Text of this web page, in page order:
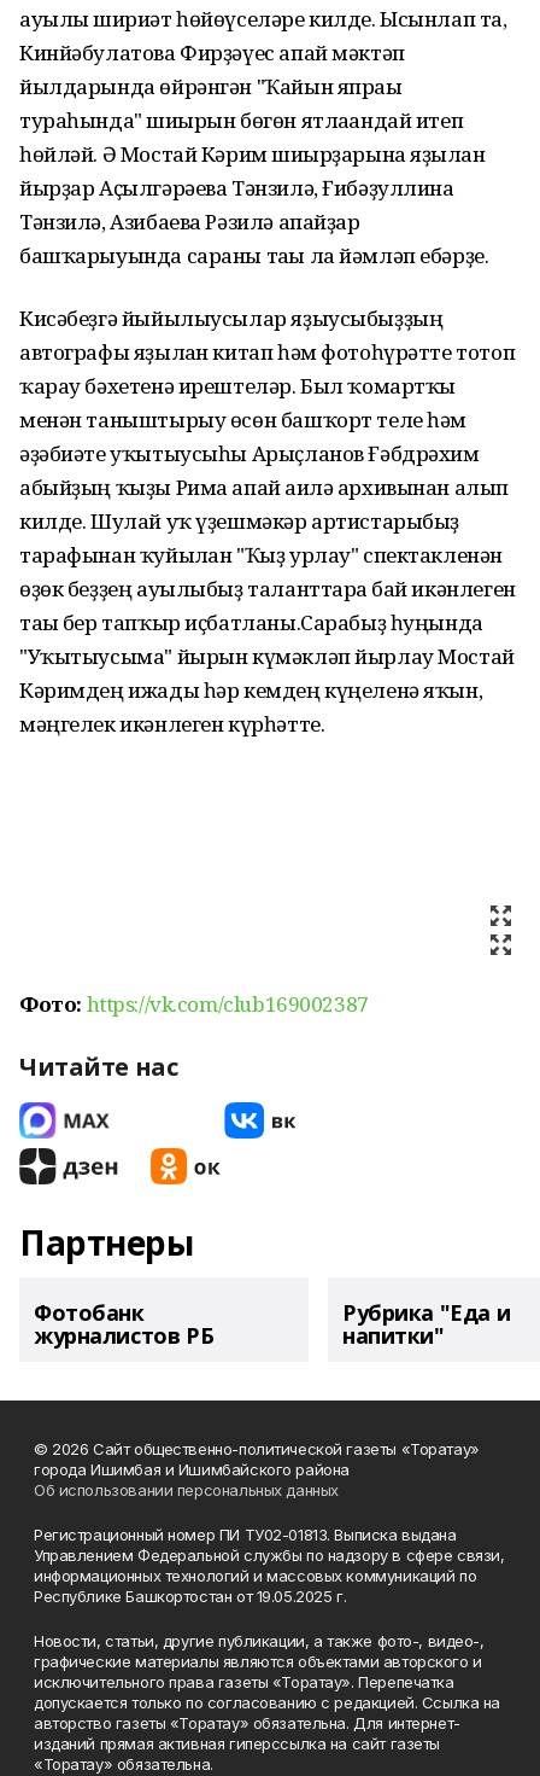
ауылы шиғриәт һөйөүселәре килде. Ысынлап та,
Кинйәбулатова Фирҙәүес апай мәктәп
йылдарында өйрәнгән "Ҡайын япрағы
тураһында" шиғырын бөгөн ятлағандай итеп
һөйләй. Ә Мостай Кәрим шиғырҙарына яҙылған
йырҙар Аҫылгәрәева Тәнзилә, Ғибәҙуллина
Тәнзилә, Азибаева Рәзилә апайҙар
башҡарыуында сараны тағы ла йәмләп ебәрҙе.
Кисәбеҙгә йыйылыусылар яҙыусыбыҙҙың
автографы яҙылған китап һәм фотоһүрәтте тотоп
ҡарау бәхетенә ирештеләр. Был ҡомартҡы
менән таныштырыу өсөн башҡорт теле һәм
әҙәбиәте уҡытыусыһы Арыҫланов Ғәбдрәхим
абыйҙың ҡыҙы Рима апай ғаилә архивынан алып
килде. Шулай уҡ үҙешмәкәр артистарыбыҙ
тарафынан ҡуйылған "Ҡыҙ урлау" спектакленән
өҙөк беҙҙең ауылыбыҙ таланттарға бай икәнлеген
тағы бер тапҡыр иҫбатланы.Сарабыҙ һуңында
"Уҡытыусыма" йырын күмәкләп йырлау Мостай
Кәримдең ижады һәр кемдең күңеленә яҡын,
мәңгелек икәнлеген күрһәтте.
Фото: https://vk.com/club169002387
Читайте нас
Партнеры
Фотобанк
журналистов РБ
Рубрика "Еда и
напитки"
© 2026 Сайт общественно-политической газеты «Торатау»
города Ишимбая и Ишимбайского района
Об использовании персональных данных
Регистрационный номер ПИ ТУ02-01813. Выписка выдана
Управлением Федеральной службы по надзору в сфере связи,
информационных технологий и массовых коммуникаций по
Республике Башкортостан от 19.05.2025 г.
Новости, статьи, другие публикации, а также фото-, видео-,
графические материалы являются объектами авторского и
исключительного права газеты «Торатау». Перепечатка
допускается только по согласованию с редакцией. Ссылка на
авторство газеты «Торатау» обязательна. Для интернет-
изданий прямая активная гиперссылка на сайт газеты
«Торатау» обязательна.